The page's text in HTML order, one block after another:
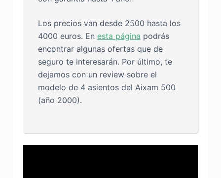
Los precios van desde 2500 hasta los
4000 euros. En esta página podrás
encontrar algunas ofertas que de
seguro te interesarán. Por último, te
dejamos con un review sobre el
modelo de 4 asientos del Aixam 500
(año 2000).